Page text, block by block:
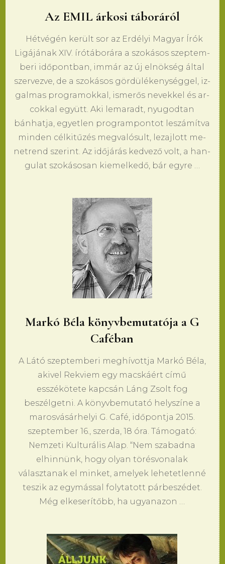
Az EMIL árkosi táboráról
Hétvégén került sor az Erdélyi Ma­gyar Írók
Ligájának XIV. írótáborára a szokásos szep­tem­
be­ri időpont­ban, immár az új elnökség által
szer­vez­ve, de a szokásos gördüléke­nységgel, iz­
gal­mas prog­ra­mok­kal, is­merős ne­vek­kel és ar­
cok­kal együtt. Aki le­ma­radt, nyu­god­tan
bánhat­ja, egyet­len prog­ram­pon­tot leszámítva
min­den célkitűzés meg­valósult, le­zaj­lott me­
net­rend sze­rint. Az időjárás ked­vező volt, a han­
gu­lat szokáso­san ki­emel­kedő, bár egy­re …
Markó Béla könyvbemutatója a G
Caféban
A Látó szeptemberi meghívottja Markó Béla,
akivel Rekviem egy macskáért című
esszékötete kapcsán Láng Zsolt fog
beszélgetni. A könyvbemutató helyszíne a
marosvásárhelyi G. Café, időpontja 2015.
szeptember 16., szerda, 18 óra. Támogató:
Nemzeti Kulturális Alap. “Nem szabadna
elhinnünk, hogy olyan törésvonalak
választanak el minket, amelyek lehetetlenné
teszik az egymással folytatott párbeszédet.
Még elkeserítőbb, ha ugyanazon …